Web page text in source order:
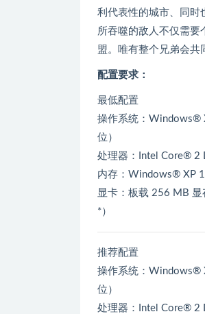
利代表性的城市、同时
所吞噬的敌人不仅需要
盟。唯有整个兄弟会共
配置要求：
最低配置
操作系统：Windows®
位）
处理器：Intel Core® 2
内存：Windows® XP
显卡：板载 256 MB
*）
推荐配置
操作系统：Windows®
位）
处理器：Intel Core® 2